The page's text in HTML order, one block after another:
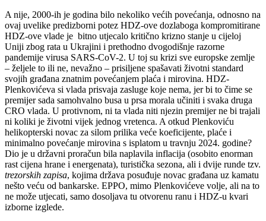
A nije, 2000-ih je godina bilo nekoliko većih povećanja, odnosno na
ovaj uvelike predizborni potez HDZ-ove dozlaboga kompromitirane
HDZ-ove vlade je bitno utjecalo kritično krizno stanje u cijeloj
Uniji zbog rata u Ukrajini i prethodno dvogodišnje razorne
pandemije virusa SARS-CoV-2. U toj su krizi sve europske zemlje
– željele to ili ne, nevažno – prisiljene spašavati životni standard
svojih građana znatnim povećanjem plaća i mirovina. HDZ-
Plenkovićeva si vlada prisvaja zasluge koje nema, jer bi to čime se
premijer sada samohvalno busa u prsa morala učiniti i svaka druga
CRO vlada. U protivnom, ni ta vlada niti njezin premijer ne bi trajali
ni koliki je životni vijek jednog vretenca. A otkud Plenkoviću
helikopterski novac za silom prilika veće koeficijente, plaće i
minimalno povećanje mirovina s isplatom u travnju 2024. godine?
Dio je u državni proračun bila naplavila inflacija (osobito enorman
rast cijena hrane i energenata), turistička sezona, ali i dvije runde tzv.
trezorskih zapisa, kojima država posuđuje novac građana uz kamatu
nešto veću od bankarske. EPPO, mimo Plenkovićeve volje, ali na to
ne može utjecati, samo dosoljava tu otvorenu ranu i HDZ-u kvari
izborne izglede.